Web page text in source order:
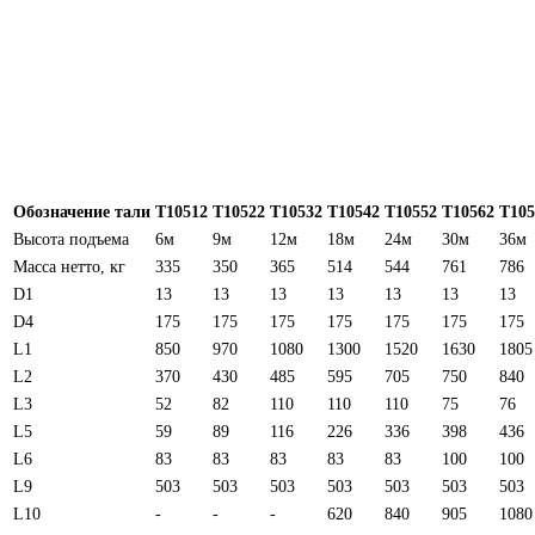
Обозначение тали Т10512 Т10522 Т10532 Т10542 Т10552 Т10562
Высота подъема
6м 9м 12м 18м 24м 30м
36м
Масса нетто, кг
335 350 365 514 544 761
786
D1
13 13 13 13 13 13
13
D4
175 175 175 175 175 175
175
L1
850 970 1080 1300 1520 1630
1805
L2
370 430 485 595 705 750
840
L3
52 82 110 110 110 75
76
L5
59 89 116 226 336 398
436
L6
83 83 83 83 83 100
100
L9
503 503 503 503 503 503
503
L10
- - - 620 840 905
1080